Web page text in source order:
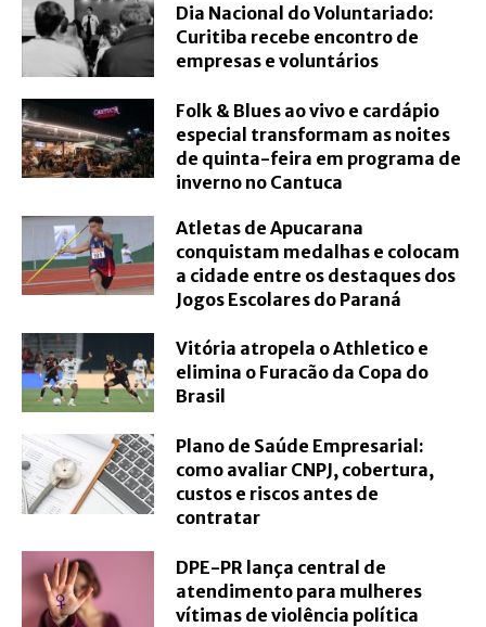
Dia Nacional do Voluntariado:
Curitiba recebe encontro de
empresas e voluntários
Folk & Blues ao vivo e cardápio
especial transformam as noites
de quinta-feira em programa de
inverno no Cantuca
Atletas de Apucarana
conquistam medalhas e colocam
a cidade entre os destaques dos
Jogos Escolares do Paraná
Vitória atropela o Athletico e
elimina o Furacão da Copa do
Brasil
Plano de Saúde Empresarial:
como avaliar CNPJ, cobertura,
custos e riscos antes de
contratar
DPE-PR lança central de
atendimento para mulheres
vítimas de violência política